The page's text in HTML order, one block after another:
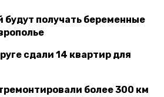
будут получать беременные
сдали 14 квартир для
более 300 км